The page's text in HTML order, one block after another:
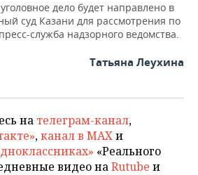
дело будет направлено в
суд Казани для рассмотрения по
служба надзорного ведомства.
Татьяна Леухина
на телеграм-канал,
,канал в MAXи
«Реального
видео наRutube и